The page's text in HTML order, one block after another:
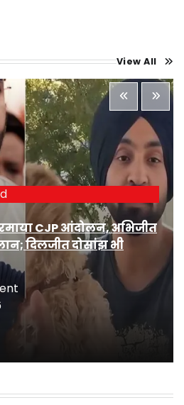
View All
CJP आंदोलन, अभिजीत
दिलजीत दोसांझ भी